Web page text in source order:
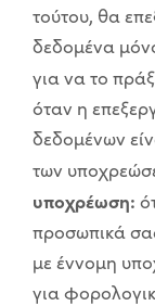
τούτου, θα
δεδομένα
για να το
όταν η
δεδομένων
των
υποχρέωση:
προσωπικά
με έννομη
για